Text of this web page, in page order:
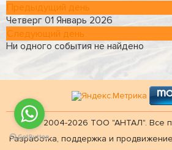
Предыдущий день
Четверг 01 Январь 2026
Следующий день
Ни одного события не найдено
© 2004-2026 ТОО "АНТАЛ". Все
Разработка, поддержка и